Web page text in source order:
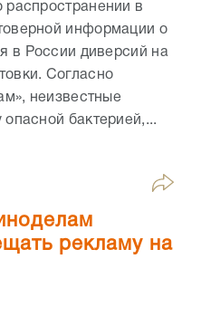
распространении в
информации о
в России диверсий на
Согласно
неизвестные
опасной бактерией,...
рекламу на